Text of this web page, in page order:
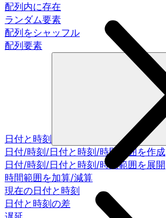
配列内に存在
ランダム要素
配列をシャッフル
配列要素
日付と時刻
日付/時刻/日付と時刻/時間範囲を作成
日付/時刻/日付と時刻/時間範囲を展開
時間範囲を加算/減算
現在の日付と時刻
日付と時刻の差